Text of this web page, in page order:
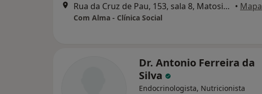
Rua da Cruz de Pau, 153, sala 8, Matosinhos • Mapa
Com Alma - Clínica Social
Dr. Antonio Ferreira da
Silva
Endocrinologista, Nutricionista